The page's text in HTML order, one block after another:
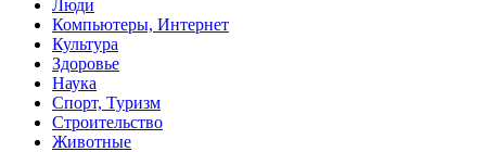
Люди
Компьютеры, Интернет
Культура
Здоровье
Наука
Спорт, Туризм
Строительство
Животные